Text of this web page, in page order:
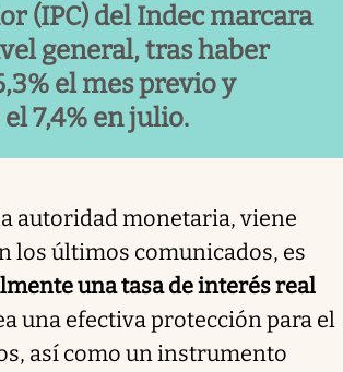
(IPC) del Indec marcara
general, tras haber
el mes previo y
7,4% en julio.
autoridad monetaria, viene
los últimos comunicados, es
una tasa de interés real
una efectiva protección para el
así como un instrumento